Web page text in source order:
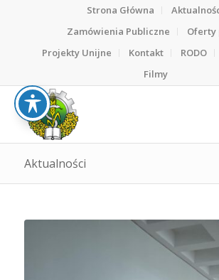
Strona Główna
Zamówienia Publiczne
Oferty
Projekty Unijne
Kontakt RODO
Filmy
Aktualności